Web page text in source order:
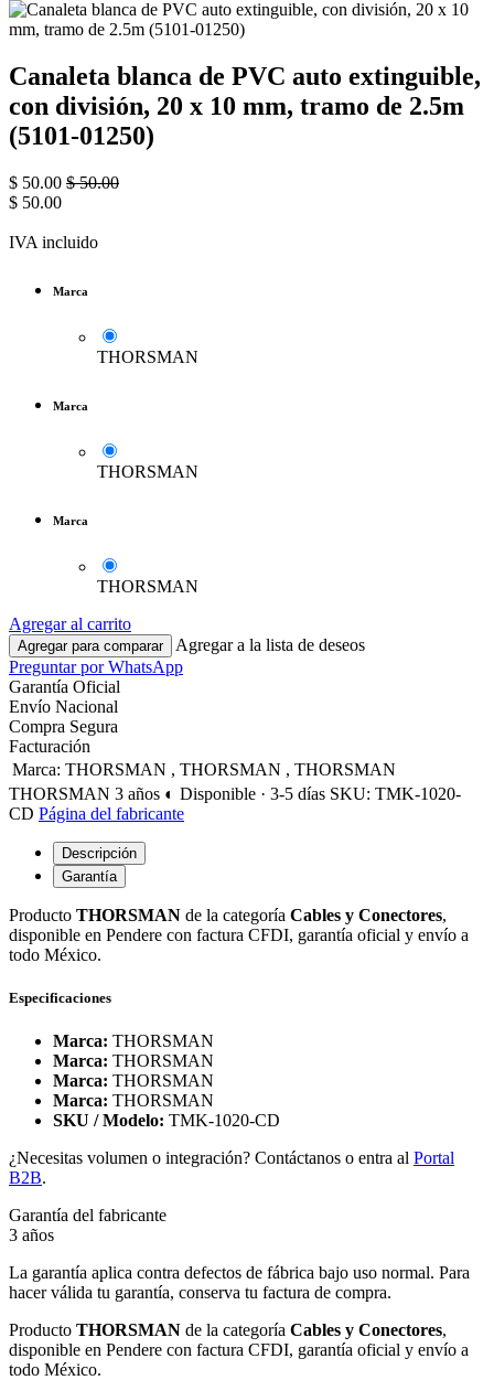
Canaleta blanca de PVC auto extinguible,
con división, 20 x 10 mm, tramo de 2.5m
(5101-01250)
$ 50.00 $50.00
$ 50.00
IVA incluido
Marca
THORSMAN
Marca
THORSMAN
Marca
THORSMAN
Agregar al carrito
Agregar para comparar
Agregar a la lista de deseos
Preguntar por WhatsApp
Garantía Oficial
Envío Nacional
Compra Segura
Facturación
Marca: THORSMAN , THORSMAN , THORSMAN
THORSMAN 3 años ◐ Disponible · 3-5 días SKU: TMK-1020-
CD Página del fabricante
Descripción
Garantía
Producto THORSMAN de la categoría Cables y Conectores,
disponible en Pendere con factura CFDI, garantía oficial y envío a
todo México.
Especificaciones
Marca: THORSMAN
Marca: THORSMAN
Marca: THORSMAN
Marca: THORSMAN
SKU / Modelo: TMK-1020-CD
¿Necesitas volumen o integración? Contáctanos o entra al Portal
B2B.
Garantía del fabricante
3 años
La garantía aplica contra defectos de fábrica bajo uso normal. Para
hacer válida tu garantía, conserva tu factura de compra.
Producto THORSMAN de la categoría Cables y Conectores,
disponible en Pendere con factura CFDI, garantía oficial y envío a
todo México.